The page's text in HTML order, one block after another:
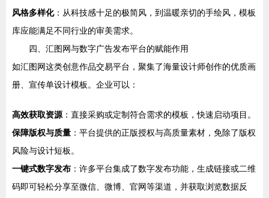
风格多样化：从科技感十足的极简风，到温暖亲切的手绘风，模板
库应能满足不同行业的审美需求。
四、汇图网与数字广告发布平台的赋能作用
如汇图网这类创意作品交易平台，聚集了海量设计师创作的优质画
册、宣传单设计模板。企业可以：
高效获取资源 ：直接采购或定制符合需求的模板，快速启动项目。
保障版权与质量 ：平台提供的正版授权与高质量素材，免除了版权
风险与设计短板。
一键式数字发布 ：许多平台集成了数字发布功能，生成链接或二维
码即可轻松分享至微信、微博、官网等渠道，并获取浏览数据反